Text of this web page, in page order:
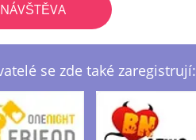
NÁVŠTĚVA
se zde také zaregistrují: